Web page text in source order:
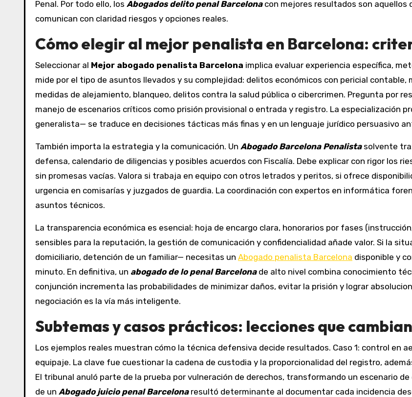
Penal. Por todo ello, los Abogados delito penal Barcelonacon mejores resultados son aquellos
comunican con claridad riesgos y opciones reales.
Cómo elegir al mejor penalista en Barcelona:
Seleccionar al Mejor abogado penalista Barcelona implica evaluar experiencia específica,
mide por el tipo de asuntos llevados y su complejidad: delitos económicos con pericial
medidas de alejamiento, blanqueo, delitos contra la salud pública o cibercrimen. Pregunta por
manejo de escenarios críticos como prisión provisional o entrada y registro. La especialización
generalista— se traduce en decisiones tácticas más finas y en un lenguaje jurídico persuasivo
También importa la estrategia y la comunicación. Un Abogado Barcelona Penalistasolvente
defensa, calendario de diligencias y posibles acuerdos con Fiscalía. Debe explicar con rigor los
sin promesas vacías. Valora si trabaja en equipo con otros letrados y peritos, si ofrece
urgencia en comisarías y juzgados de guardia. La coordinación con expertos en informática
asuntos técnicos.
La transparencia económica es esencial: hoja de encargo clara, honorarios por fases
sensibles para la reputación, la gestión de comunicación y confidencialidad añade valor. Si la
domiciliario, detención de un familiar— necesitas un Abogado penalista Barcelona disponible y
minuto. En definitiva, un abogado de lo penal Barcelonade alto nivel combina conocimiento
conjunción incrementa las probabilidades de minimizar daños, evitar la prisión y lograr
negociación es la vía más inteligente.
Subtemas y casos prácticos: lecciones que
Los ejemplos reales muestran cómo la técnica defensiva decide resultados. Caso 1: control en
equipaje. La clave fue cuestionar la cadena de custodia y la proporcionalidad del registro,
El tribunal anuló parte de la prueba por vulneración de derechos, transformando un escenario
de un Abogado juicio penal Barcelonaresultó determinante al documentar cada incidencia